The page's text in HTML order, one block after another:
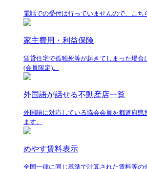
電話での受付は行っていませんので、こち
家主費用・利益保険
賃貸住宅で孤独死等が起きてしまった場合
(会員限定)。
外国語が話せる不動産店一覧
外国語に対応している協会会員を都道府県
ます。
めやす賃料表示
全国一律に同じ基準で計算された賃料等の